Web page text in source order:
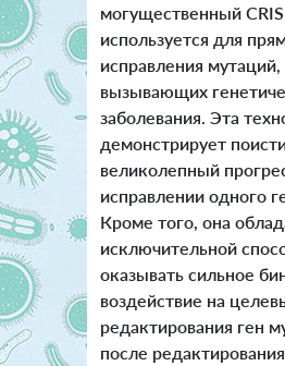
могущественный
используется для
исправления мутаций,
вызывающих
заболевания. Эта
демонстрирует
великолепный
исправлении одного
Кроме того, она
исключительной
оказывать сильное
воздействие на
редактирования ген
после